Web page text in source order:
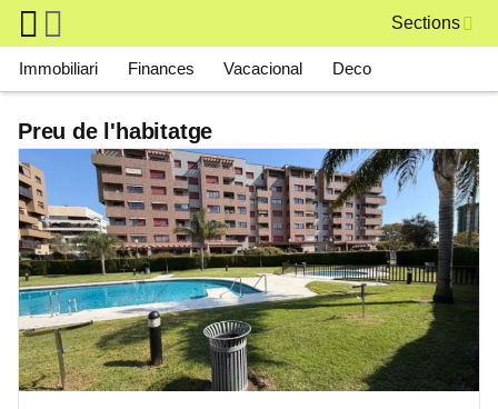
Skip to main content
Sections
Main navigation
Immobiliari Finances Vacacional Deco
Preu de l'habitatge